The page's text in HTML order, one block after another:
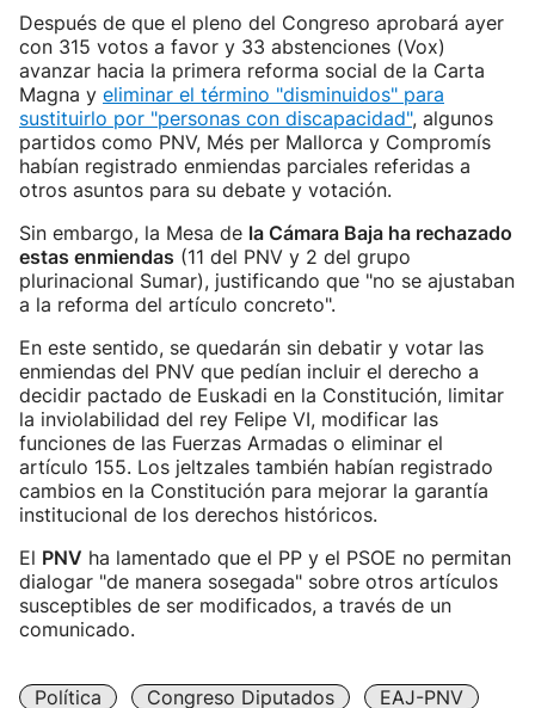
Después de que el pleno del Congreso aprobará ayer
con 315 votos a favor y 33 abstenciones (Vox)
avanzar hacia la primera reforma social de la Carta
Magna y eliminar el término "disminuidos" para
sustituirlo por "personas con discapacidad", algunos
partidos como PNV, Més per Mallorca y Compromís
habían registrado enmiendas parciales referidas a
otros asuntos para su debate y votación.
Sin embargo, la Mesa de la Cámara Baja ha rechazado
estas enmiendas (11 del PNV y 2 del grupo
plurinacional Sumar), justificando que "no se ajustaban
a la reforma del artículo concreto".
En este sentido, se quedarán sin debatir y votar las
enmiendas del PNV que pedían incluir el derecho a
decidir pactado de Euskadi en la Constitución, limitar
la inviolabilidad del rey Felipe VI, modificar las
funciones de las Fuerzas Armadas o eliminar el
artículo 155. Los jeltzales también habían registrado
cambios en la Constitución para mejorar la garantía
institucional de los derechos históricos.
El PNV ha lamentado que el PP y el PSOE no permitan
dialogar "de manera sosegada" sobre otros artículos
susceptibles de ser modificados, a través de un
comunicado.
Política Congreso Diputados
EAJ-PNV